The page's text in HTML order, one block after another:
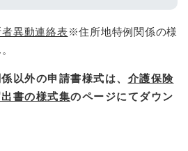
異動連絡表※住所地特例関係の様
以外の申請書様式は、 介護保険
書の様式集のページにてダウン